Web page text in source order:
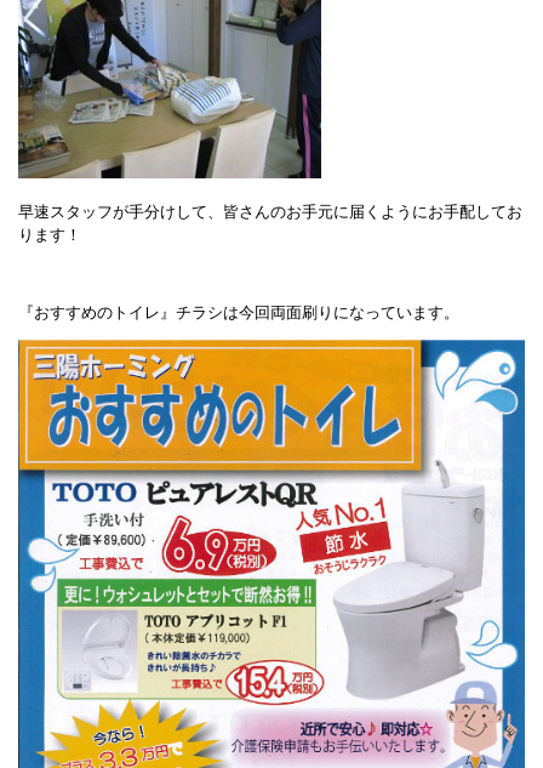
早速スタッフが手分けして、皆さんのお手元に届くようにお手配してお
ります！
『おすすめのトイレ』チラシは今回両面刷りになっています。